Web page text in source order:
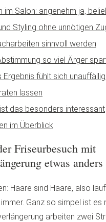
im Salon: angenehm ja,
Styling ohne unnötigen
sinnvoll werden
so viel Ärger
Ergebnis fühlt sich
lassen
das besonders interessant
im Überblick
Friseurbesuch mit
etwas
Haare sind Haare, also
Ganz so simpel ist es
arbeiten zwei